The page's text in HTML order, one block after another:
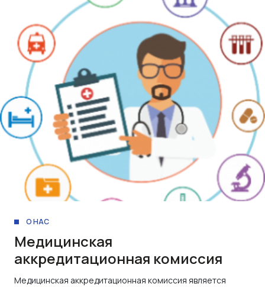
О НАС
Медицинская
аккредитационная комиссия
Медицинская аккредитационная комиссия является